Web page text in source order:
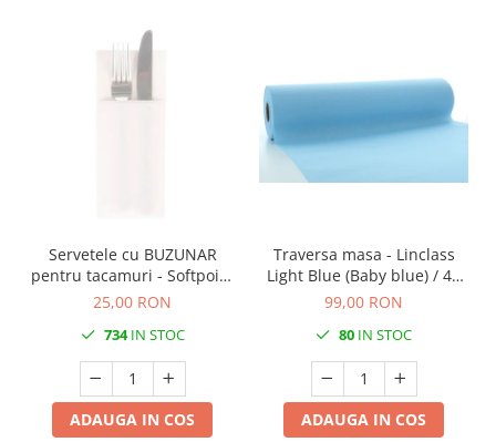
Servetele cu BUZUNAR
pentru tacamuri - Softpoint
(Alb) / 33 x 40 cm / 50 buc
25,00 RON
734IN STOC
ADAUGA IN COS
Traversa masa - Linclass
Light Blue (Baby blue) / 40
cm x 24 m / 1 rola
99,00 RON
80 IN STOC
ADAUGA IN COS